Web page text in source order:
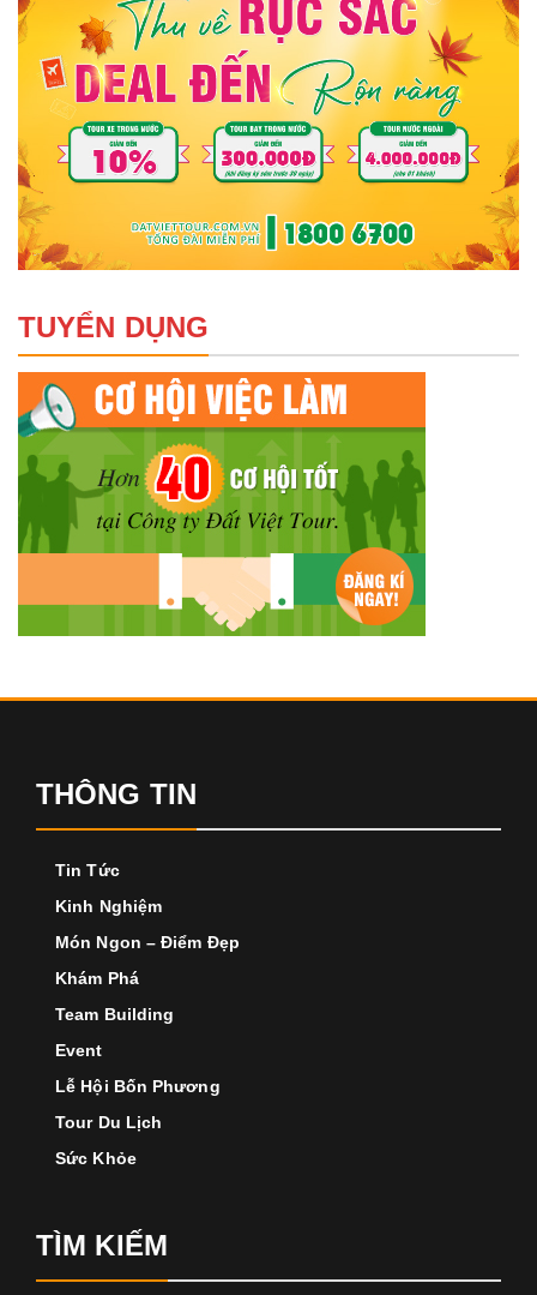
TUYỂN DỤNG
THÔNG TIN
Tin Tức
Kinh Nghiệm
Món Ngon – Điểm Đẹp
Khám Phá
Team Building
Event
Lễ Hội Bốn Phương
Tour Du Lịch
Sức Khỏe
TÌM KIẾM